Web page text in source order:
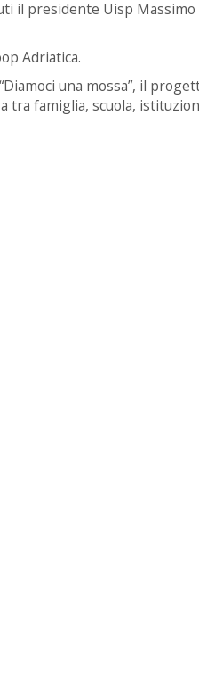
il presidente Uisp Massimo
Adriatica.
una mossa”, il
tra famiglia, scuola,